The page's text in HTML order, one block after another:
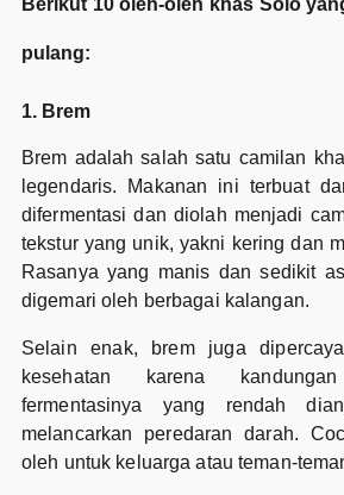
Berikut 10 oleh-oleh khas Solo
pulang:
1. Brem
Brem adalah salah satu camilan
legendaris. Makanan ini terbuat
difermentasi dan diolah menjadi
tekstur yang unik, yakni kering dan
Rasanya yang manis dan sedikit
digemari oleh berbagai kalangan.
Selain enak, brem juga
kesehatan karena
fermentasinya yang rendah
melancarkan peredaran darah.
oleh untuk keluarga atau teman-